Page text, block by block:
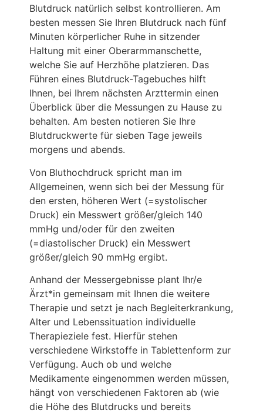
Blutdruck natürlich selbst kontrollieren. Am
besten messen Sie Ihren Blutdruck nach fünf
Minuten körperlicher Ruhe in sitzender
Haltung mit einer Oberarmmanschette,
welche Sie auf Herzhöhe platzieren. Das
Führen eines Blutdruck-Tagebuches hilft
Ihnen, bei Ihrem nächsten Arzttermin einen
Überblick über die Messungen zu Hause zu
behalten. Am besten notieren Sie Ihre
Blutdruckwerte für sieben Tage jeweils
morgens und abends.
Von Bluthochdruck spricht man im
Allgemeinen, wenn sich bei der Messung für
den ersten, höheren Wert (=systolischer
Druck) ein Messwert größer/gleich 140
mmHg und/oder für den zweiten
(=diastolischer Druck) ein Messwert
größer/gleich 90 mmHg ergibt.
Anhand der Messergebnisse plant Ihr/e
Ärzt*in gemeinsam mit Ihnen die weitere
Therapie und setzt je nach Begleiterkrankung,
Alter und Lebenssituation individuelle
Therapieziele fest. Hierfür stehen
verschiedene Wirkstoffe in Tablettenform zur
Verfügung. Auch ob und welche
Medikamente eingenommen werden müssen,
hängt von verschiedenen Faktoren ab (wie
die Höhe des Blutdrucks und bereits